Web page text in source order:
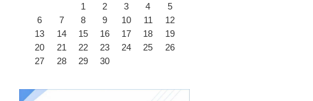
1
2 3 4
5
6
7 8 9 10 11
12
13
14 15 16 17 18
19
20
21 22 23 24 25
26
27
28 29 30